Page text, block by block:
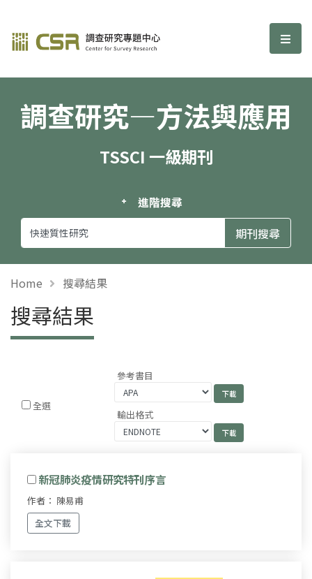
調查研究—方法與應用期刊 選
調查研究—方法與應用
TSSCI 一級期刊
進階搜尋
Home 搜尋結果
搜尋結果
全選
參考書目
輸出格式
新冠肺炎疫情研究特刊序言
作者： 陳易甫
全文下載